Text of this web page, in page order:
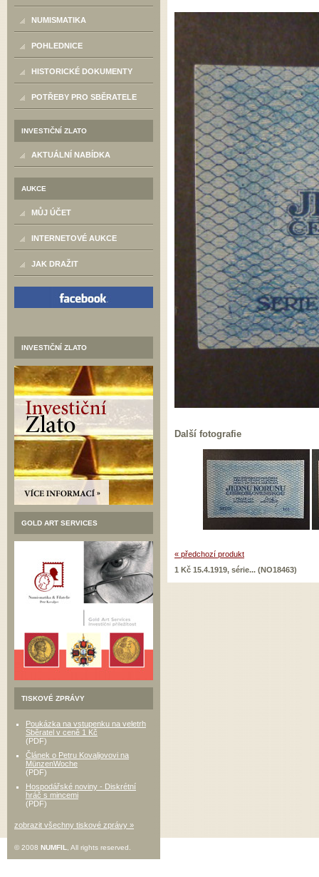
NUMISMATIKA
POHLEDNICE
HISTORICKÉ DOKUMENTY
POTŘEBY PRO SBĚRATELE
INVESTIČNÍ ZLATO
AKTUÁLNÍ NABÍDKA
AUKCE
MŮJ ÚČET
INTERNETOVÉ AUKCE
JAK DRAŽIT
INVESTIČNÍ ZLATO
GOLD ART SERVICES
TISKOVÉ ZPRÁVY
Poukázka na vstupenku na veletrh
Sběratel v ceně 1 Kč
(PDF)
Článek o Petru Kovaljovovi na
MünzenWoche
(PDF)
Hospodářské noviny - Diskrétní
hráč s mincemi
(PDF)
zobrazit všechny tiskové zprávy »
Další fotografie
« předchozí produkt
1 Kč 15.4.1919, série... (NO18463)
© 2008 NUMFIL , All rights reserved.